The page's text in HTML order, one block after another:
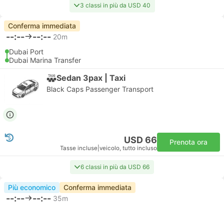
3 classi in più da USD 40
Conferma immediata
--:-- --:-- 20m
Dubai Port
Dubai Marina Transfer
Sedan 3pax | Taxi
Black Caps Passenger Transport
USD 66
Tasse incluse veicolo, tutto incluso
Prenota ora
6 classi in più da USD 66
Più economico Conferma immediata
--:-- --:-- 35m